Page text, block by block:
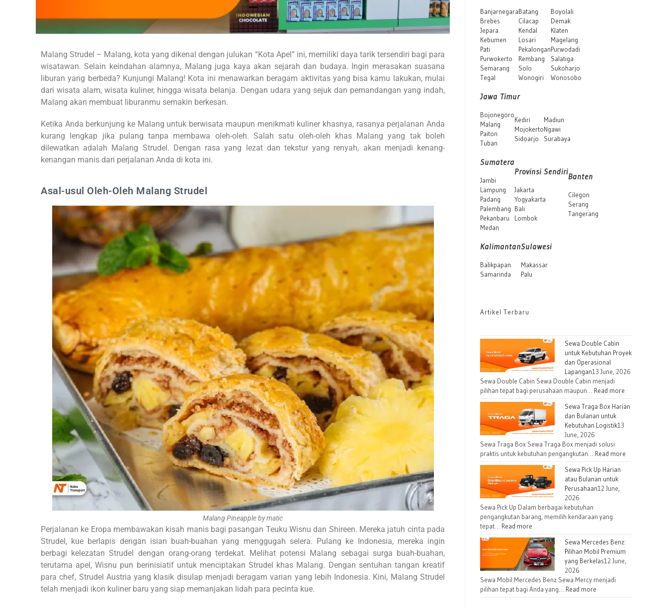
Malang Strudel – Malang, kota yang dikenal dengan julukan “Kota Apel” ini, memiliki daya tarik tersendiri bagi para
wisatawan. Selain keindahan alamnya, Malang juga kaya akan sejarah dan budaya. Ingin merasakan suasana
liburan yang berbeda? Kunjungi Malang! Kota ini menawarkan beragam aktivitas yang bisa kamu lakukan, mulai
dari wisata alam, wisata kuliner, hingga wisata belanja. Dengan udara yang sejuk dan pemandangan yang indah,
Malang akan membuat liburanmu semakin berkesan.
Ketika Anda berkunjung ke Malang untuk berwisata maupun menikmati kuliner khasnya, rasanya perjalanan Anda
kurang lengkap jika pulang tanpa membawa oleh-oleh. Salah satu oleh-oleh khas Malang yang tak boleh
dilewatkan adalah Malang Strudel. Dengan rasa yang lezat dan tekstur yang renyah, akan menjadi kenang-
kenangan manis dari perjalanan Anda di kota ini.
Asal-usul Oleh-Oleh Malang Strudel
Malang Pineapple by matic
Perjalanan ke Eropa membawakan kisah manis bagi pasangan Teuku Wisnu dan Shireen. Mereka jatuh cinta pada
Strudel, kue berlapis dengan isian buah-buahan yang menggugah selera. Pulang ke Indonesia, mereka ingin
berbagi kelezatan Strudel dengan orang-orang terdekat. Melihat potensi Malang sebagai surga buah-buahan,
terutama apel, Wisnu pun berinisiatif untuk menciptakan Strudel khas Malang. Dengan sentuhan tangan kreatif
para chef, Strudel Austria yang klasik disulap menjadi beragam varian yang lebih Indonesia. Kini, Malang Strudel
telah menjadi ikon kuliner baru yang siap memanjakan lidah para pecinta kue.
Banjarnegara
Brebes
Jepara
Kebumen
Pati
Purwokerto
Semarang
Tegal
Batang
Cilacap
Kendal
Losari
Pekalongan
Rembang
Solo
Wonogiri
Boyolali
Demak
Klaten
Magelang
Purwodadi
Salatiga
Sukoharjo
Wonosobo
Jawa Timur
Bojonegoro
Malang
Paiton
Tuban
Kediri
Mojokerto
Sidoarjo
Madiun
Ngawi
Surabaya
Sumatera
Jambi
Lampung
Padang
Palembang
Pekanbaru
Medan
Provinsi Sendiri
Jakarta
Yogyakarta
Bali
Lombok
Banten
Cilegon
Serang
Tangerang
Kalimantan
Balikpapan
Samarinda
Sulawesi
Makassar
Palu
Artikel Terbaru
Sewa Double Cabin
untuk Kebutuhan Proyek
dan Operasional
Lapangan13 June, 2026
Sewa Double Cabin Sewa Double Cabin menjadi
pilihan tepat bagi perusahaan maupun… Read more
Sewa Traga Box Harian
dan Bulanan untuk
Kebutuhan Logistik13
June, 2026
Sewa Traga Box Sewa Traga Box menjadi solusi
praktis untuk kebutuhan pengangkutan… Read more
Sewa Pick Up Harian
atau Bulanan untuk
Perusahaan12 June,
2026
Sewa Pick Up Dalam berbagai kebutuhan
pengangkutan barang, memilih kendaraan yang
tepat… Read more
Sewa Mercedes Benz:
Pilihan Mobil Premium
yang Berkelas12 June,
2026
Sewa Mobil Mercedes Benz Sewa Mercy menjadi
pilihan tepat bagi Anda yang… Read more